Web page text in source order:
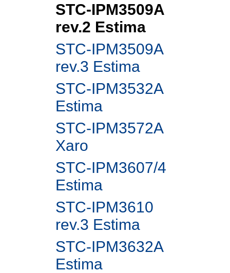
STC-IPM3509A
rev.2 Estima
STC-IPM3509A
rev.3 Estima
STC-IPM3532A
Estima
STC-IPM3572A
Xaro
STC-IPM3607/4
Estima
STC-IPM3610
rev.3 Estima
STC-IPM3632A
Estima